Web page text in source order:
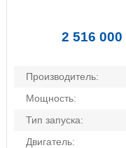
2 516 000
Производитель:
Мощность:
Тип запуска:
Двигатель: